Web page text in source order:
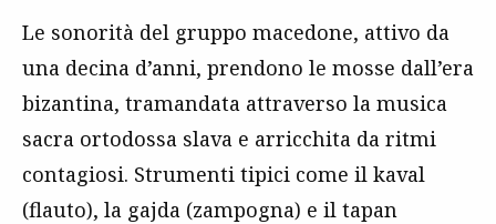
Le sonorità del gruppo macedone, attivo da
una decina d’anni, prendono le mosse dall’era
bizantina, tramandata attraverso la musica
sacra ortodossa slava e arricchita da ritmi
contagiosi. Strumenti tipici come il kaval
(flauto), la gajda (zampogna) e il tapan